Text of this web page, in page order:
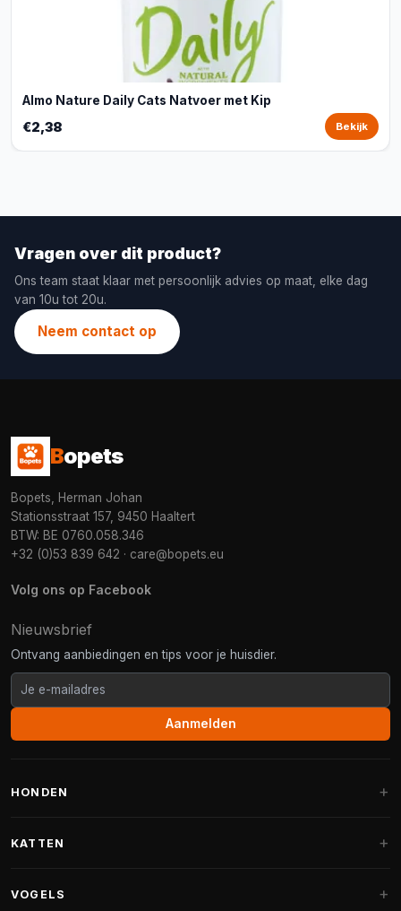
Almo Nature Daily Cats Natvoer met Kip
€2,38 Bekijk
Vragen over dit product?
Ons team staat klaar met persoonlijk advies op maat, elke dag
van 10u tot 20u.
Neem contact op
Bopets
Bopets, Herman Johan
Stationsstraat 157, 9450 Haaltert
BTW: BE 0760.058.346
+32 (0)53 839 642 · care@bopets.eu
Volg ons op Facebook
Nieuwsbrief
Ontvang aanbiedingen en tips voor je huisdier.
Aanmelden
HONDEN
Fantail hondenmanden
KATTEN
VOGELS